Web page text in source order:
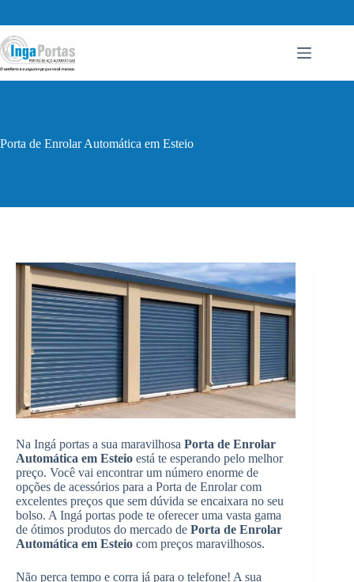
conteúdo
Porta de Enrolar Automática em Esteio
Na Ingá portas a sua maravilhosa Porta de Enrolar
Automática em Esteio está te esperando pelo melhor
preço. Você vai encontrar um número enorme de
opções de acessórios para a Porta de Enrolar com
excelentes preços que sem dúvida se encaixara no seu
bolso. A Ingá portas pode te oferecer uma vasta gama
de ótimos produtos do mercado de Porta de Enrolar
Automática em Esteio com preços maravilhosos.
Não perca tempo e corra já para o telefone! A sua